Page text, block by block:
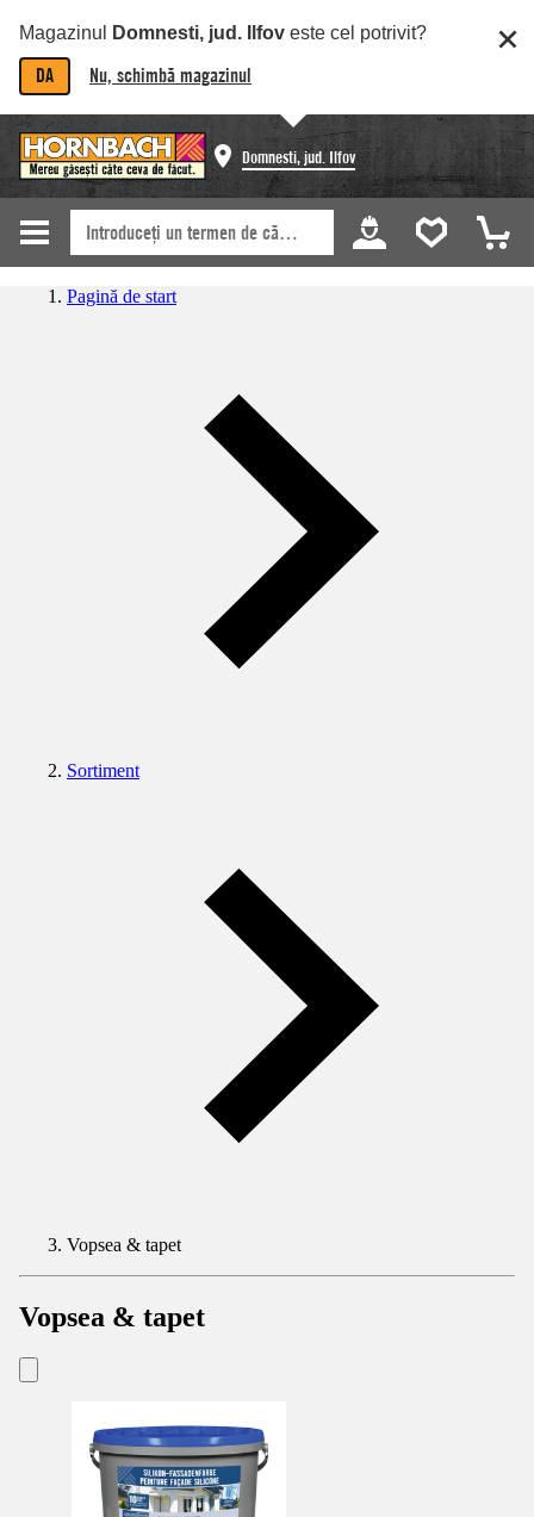
Magazinul Domnesti, jud. Ilfov este cel potrivit?
DA Nu, schimbă magazinul
Domnesti, jud. Ilfov
Pagină de start
Sortiment
Vopsea & tapet
Vopsea & tapet